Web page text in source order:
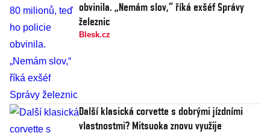
obvinila. „Nemám slov,“ říká exšéf Správy
železnic
Blesk.cz
Další klasická corvette s dobrými jízdními
vlastnostmi? Mitsuoka znovu využije